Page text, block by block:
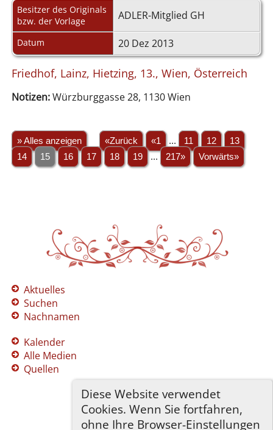
Diese Website verwendet
Cookies. Wenn Sie fortfahren,
ohne Ihre Browser-Einstellungen
Besitzer des Originals
bzw. der Vorlage
ADLER-Mitglied GH
Datum 20 Dez 2013
Friedhof, Lainz, Hietzing, 13., Wien, Österreich
Notizen:Würzburggasse 28, 1130 Wien
» Alles anzeigen «Zurück «1 ... 11 12
13
14
15 16 17 18 19 ... 217» Vorwärts»
Aktuelles
Suchen
Nachnamen
Kalender
Alle Medien
Quellen